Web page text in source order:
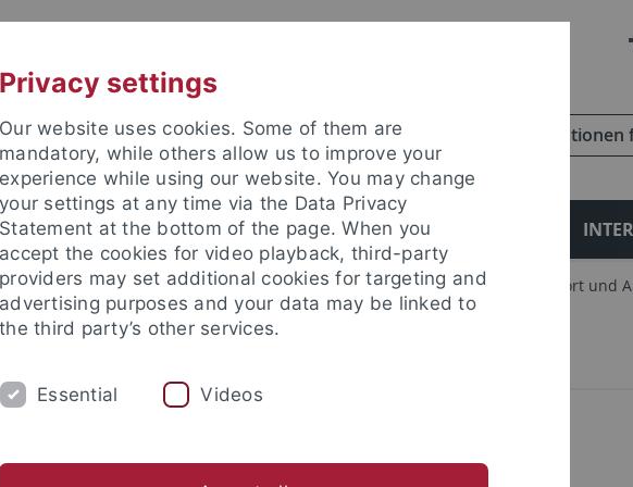
Informationen
STUDIUM FORSCHUNG EINRICHTUNGEN
und Publikationen Campusleben Im Dialog Karriere Standort und
Privacy settings
Our website uses cookies. Some of them are
mandatory, while others allow us to improve your
experience while using our website. You may change
your settings at any time via the Data Privacy
Statement at the bottom of the page. When you
accept the cookies for video playback, third-party
providers may set additional cookies for targeting and
advertising purposes and your data may be linked to
the third party’s other services.
Essential Videos